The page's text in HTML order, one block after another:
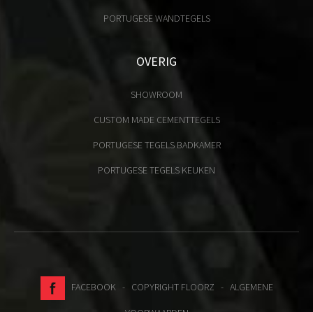
PORTUGESE WANDTEGELS
OVERIG
SHOWROOM
CUSTOM MADE CEMENTTEGELS
PORTUGESE TEGELS BADKAMER
PORTUGESE TEGELS KEUKEN
FACEBOOK- COPYRIGHT FLOORZ - ALGEMENE